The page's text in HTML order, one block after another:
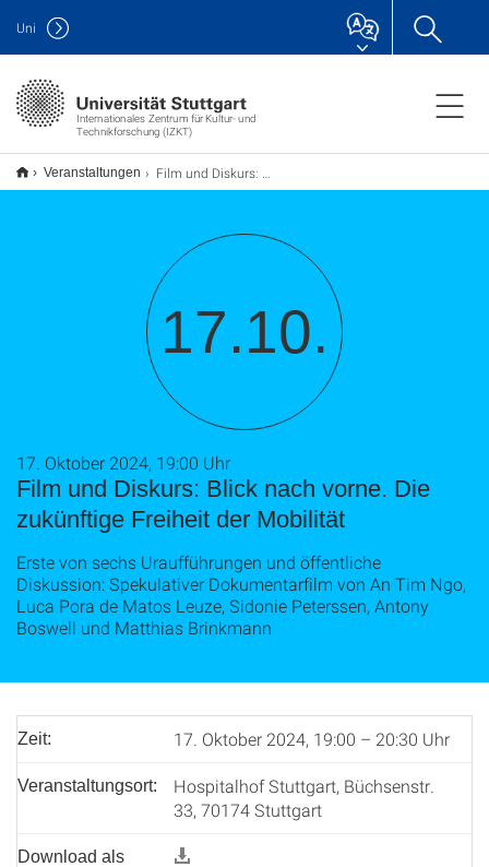
Internationales Zentrum für Kultur- und
Technikforschung (IZKT)
Uni
Veranstaltungen Film und Diskurs: Blick nach vorne. Die zukünftige Freiheit der Mobilität
17.10.
Film und Diskurs: Blick nach vorne. Die
zukünftige Freiheit der Mobilität
17. Oktober 2024, 19:00 Uhr
Erste von sechs Uraufführungen und öffentliche
Diskussion: Spekulativer Dokumentarfilm von An Tim Ngo,
Luca Pora de Matos Leuze, Sidonie Peterssen, Antony
Boswell und Matthias Brinkmann
Zeit: 17. Oktober 2024, 19:00 – 20:30 Uhr
Veranstaltungsort:
Hospitalhof Stuttgart, Büchsenstr.
33, 70174 Stuttgart
Download als